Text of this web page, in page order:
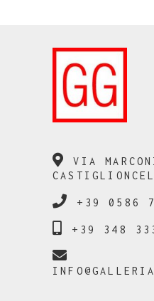
VIA
+39 0586
+39 348